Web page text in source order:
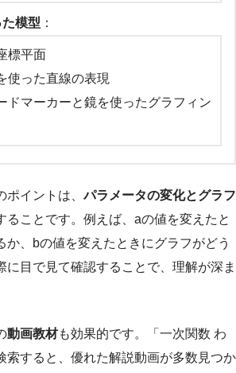
模型 ：
標平面
使った直線の表現
ドマーカーと鏡を使ったグラフィン
ポイントは、パラメータの変化とグラフ
ることです。例えば、aの値を変えたと
か、bの値を変えたときにグラフがどう
に目で見て確認することで、理解が深ま
動画教材も効果的です。「一次関数 わ
索すると、優れた解説動画が多数見つか